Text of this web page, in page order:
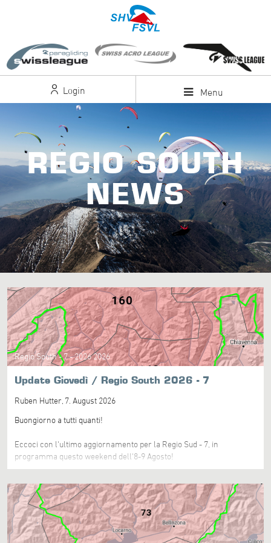
Login Menu
REGIO SOUTH
NEWS
Regio South - 7 - 2026 2026
Update Giovedì / Regio South 2026 - 7
Ruben Hutter, 7. August 2026
Buongiorno a tutti quanti!
Eccoci con l'ultimo aggiornamento per la Regio Sud - 7, in
programma questo weekend dell'8-9 Agosto!
Sabato 8 Agosto – Molto Buono
La giornata è confermata come molto buona in tutto il Ticino e sarà
quella scelta per l'allenamento. Il potenziale XC è aumentato